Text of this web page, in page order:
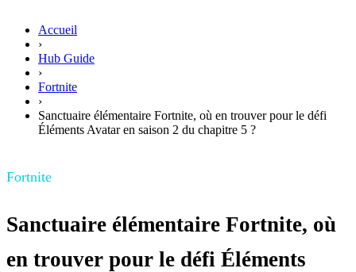
Accueil
›
Hub Guide
›
Fortnite
›
Sanctuaire élémentaire Fortnite, où en trouver pour le défi
Éléments Avatar en saison 2 du chapitre 5 ?
Fortnite
Sanctuaire élémentaire Fortnite, où
en trouver pour le défi Éléments